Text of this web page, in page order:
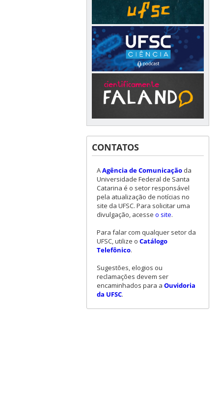
CONTATOS
AAgência de Comunicaçãoda
Universidade Federal de Santa
Catarina é o setor responsável
pela atualização de notícias no
site da UFSC. Para solicitar uma
divulgação, acesse o site.
Para falar com qualquer setor da
UFSC, utilize o Catálogo
Telefônico.
Sugestões, elogios ou
reclamações devem ser
encaminhados para a Ouvidoria
da UFSC.